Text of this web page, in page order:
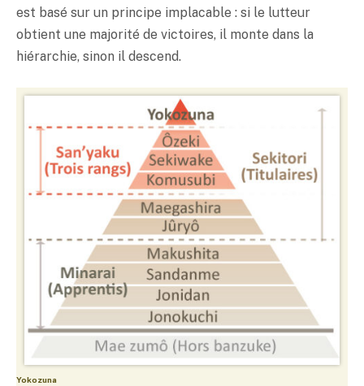
est basé sur un principe implacable : si le lutteur
obtient une majorité de victoires, il monte dans la
hiérarchie, sinon il descend.
Yokozuna